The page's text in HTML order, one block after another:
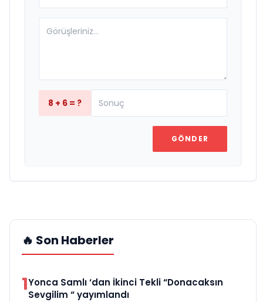
8 + 6 = ?
GÖNDER
🔥 Son Haberler
1Yonca Samlı ‘dan İkinci Tekli “Donacaksın
Sevgilim “ yayımlandı